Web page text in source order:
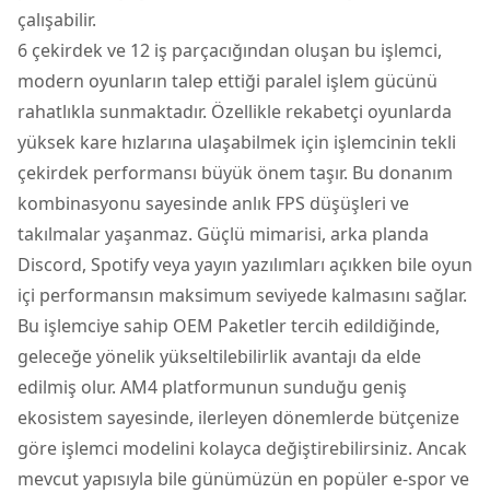
çalışabilir.
6 çekirdek ve 12 iş parçacığından oluşan bu işlemci,
modern oyunların talep ettiği paralel işlem gücünü
rahatlıkla sunmaktadır. Özellikle rekabetçi oyunlarda
yüksek kare hızlarına ulaşabilmek için işlemcinin tekli
çekirdek performansı büyük önem taşır. Bu donanım
kombinasyonu sayesinde anlık FPS düşüşleri ve
takılmalar yaşanmaz. Güçlü mimarisi, arka planda
Discord, Spotify veya yayın yazılımları açıkken bile oyun
içi performansın maksimum seviyede kalmasını sağlar.
Bu işlemciye sahip OEM Paketler tercih edildiğinde,
geleceğe yönelik yükseltilebilirlik avantajı da elde
edilmiş olur. AM4 platformunun sunduğu geniş
ekosistem sayesinde, ilerleyen dönemlerde bütçenize
göre işlemci modelini kolayca değiştirebilirsiniz. Ancak
mevcut yapısıyla bile günümüzün en popüler e-spor ve